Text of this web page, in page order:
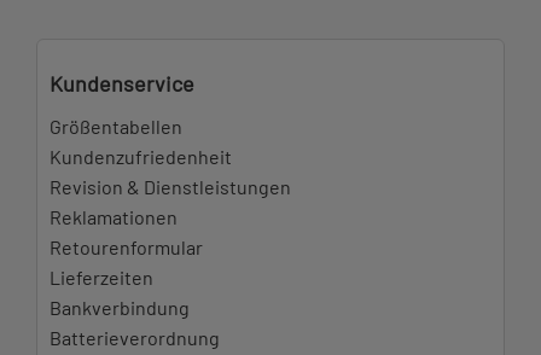
Kundenservice
Größentabellen
Kundenzufriedenheit
Revision & Dienstleistungen
Reklamationen
Retourenformular
Lieferzeiten
Bankverbindung
Batterieverordnung